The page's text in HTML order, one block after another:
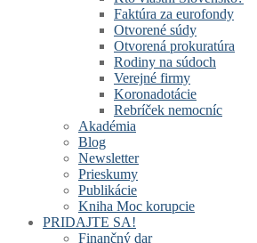
Faktúra za eurofondy
Otvorené súdy
Otvorená prokuratúra
Rodiny na súdoch
Verejné firmy
Koronadotácie
Rebríček nemocníc
Akadémia
Blog
Newsletter
Prieskumy
Publikácie
Kniha Moc korupcie
PRIDAJTE SA!
Finančný dar